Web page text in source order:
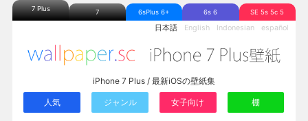
7 Plus 7 6sPlus 6+ 6s 6 SE 5s 5c 5
日本語 English Indonesian español
iPhone 7 Plus / 最新iOSの壁紙集
人気 ジャンル 女子向け 棚